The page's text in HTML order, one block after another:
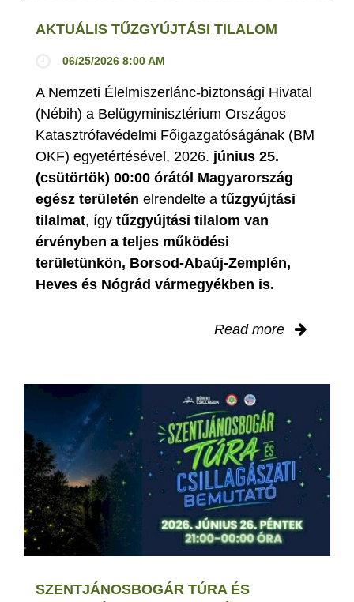
AKTUÁLIS TŰZGYÚJTÁSI TILALOM
06/25/2026 8:00 AM
A Nemzeti Élelmiszerlánc-biztonsági Hivatal
(Nébih) a Belügyminisztérium Országos
Katasztrófavédelmi Főigazgatóságának (BM
OKF) egyetértésével, 2026. június 25.
(csütörtök) 00:00 órától Magyarország
egész területén elrendelte a tűzgyújtási
tilalmat, így tűzgyújtási tilalom van
érvényben a teljes működési
területünkön, Borsod-Abaúj-Zemplén,
Heves és Nógrád vármegyékben is.
Read more
SZENTJÁNOSBOGÁR TÚRA ÉS